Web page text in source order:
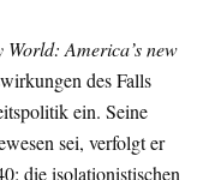
America’s new
des Falls
ein. Seine
sei, verfolgt er
die isolationistischen